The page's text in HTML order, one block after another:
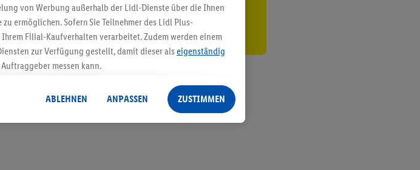
Gutschein sichern!
von Werbung außerhalb der Lidl-Dienste über die Ihnen
ermöglichen. Sofern Sie Teilnehmer des Lidl Plus-
Filial-Kaufverhalten verarbeitet. Zudem werden einem
zur Verfügung gestellt, damit dieser als eigenständig
messen kann.
von Daten (z.B. über Ihre Nutzung der Lidl-Dienste, Ihr
Kundenkonto - z.B. Alter oder Geschlecht - sowie Ihre
und Lidl-Dienste hinweg einschließlich dem Speichern von
ABLEHNEN ANPASSEN ZUSTIMMEN